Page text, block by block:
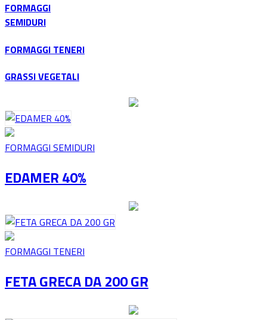
FORMAGGI
SEMIDURI
FORMAGGI TENERI
GRASSI VEGETALI
FORMAGGI SEMIDURI
EDAMER 40%
FORMAGGI TENERI
FETA GRECA DA 200 GR